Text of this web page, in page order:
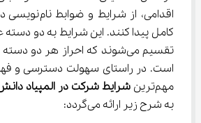
اقدامی، از
کامل پیدا کنند. این شرایط به دو
است. در راستای سهولت دسترسی و
مهم‌ترین
شرایط شرکت در المپیاد
به شرح زیر ارائه می‌گردد: